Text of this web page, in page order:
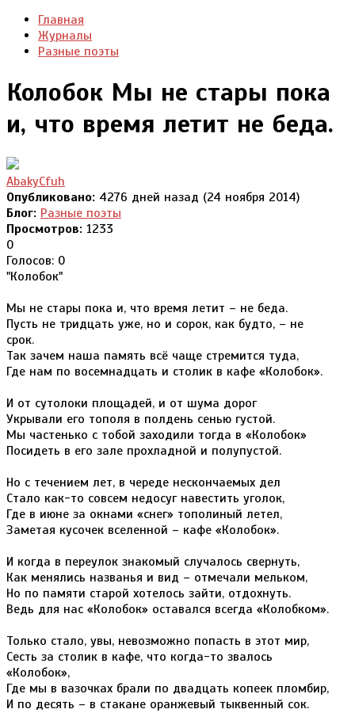
Главная
Журналы
Разные поэты
Колобок Мы не стары пока
и, что время летит не беда.
AbakyCfuh
Опубликовано: 4276 дней назад (24 ноября 2014)
Блог: Разные поэты
Просмотров: 1233
0
Голосов: 0
"Колобок"
Мы не стары пока и, что время летит – не беда.
Пусть не тридцать уже, но и сорок, как будто, – не
срок.
Так зачем наша память всё чаще стремится туда,
Где нам по восемнадцать и столик в кафе «Колобок».
И от сутолоки площадей, и от шума дорог
Укрывали его тополя в полдень сенью густой.
Мы частенько с тобой заходили тогда в «Колобок»
Посидеть в его зале прохладной и полупустой.
Но с течением лет, в череде нескончаемых дел
Стало как-то совсем недосуг навестить уголок,
Где в июне за окнами «снег» тополиный летел,
Заметая кусочек вселенной – кафе «Колобок».
И когда в переулок знакомый случалось свернуть,
Как менялись названья и вид – отмечали мельком,
Но по памяти старой хотелось зайти, отдохнуть.
Ведь для нас «Колобок» оставался всегда «Колобком».
Только стало, увы, невозможно попасть в этот мир,
Сесть за столик в кафе, что когда-то звалось
«Колобок»,
Где мы в вазочках брали по двадцать копеек пломбир,
И по десять – в стакане оранжевый тыквенный сок.